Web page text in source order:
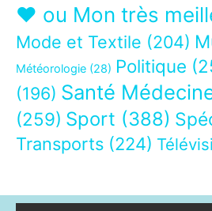
❤ ou Mon très
Mode et Textile (204)
Météorologie (28) Politique
(196) Santé
(259) Sport (388)
Transports (224)